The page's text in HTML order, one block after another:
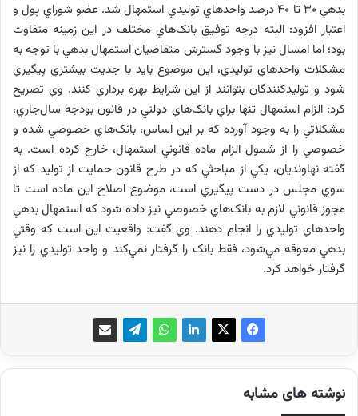
بدهي 30 تا 40 درصد واحدهاي توليدي استمهال شد. عضو شوراي پول و
اعتبار افزود: البته درجه توفيق بانک‌هاي مختلف در اين زمينه متفاوت
بود؛ اما امسال نيز با وجود گسترش متقاضيان استمهال بدهي با توجه به
مشکلات واحدهاي توليدي، اين موضوع بايد با جديت بيشتري پيگيري
شود و توليدکنندگان بتوانند از اين شرايط بهره برداري کنند. وي تصريح
کرد: الزام استمهال تنها براي بانک‌هاي دولتي در قانون بودجه سال‌جاري،
مشکلاتي را به وجود آورده که بر اين اساس، بانک‌هاي خصوصي شده و
خصوصي را از شمول الزام ماده قانوني استمهال، خارج کرده است. به
گفته نهاونديان، يکي از مباحثي که در طرح قانون حمايت از توليد که از
سوي مجلس در دست پيگيري است، موضوع اصلاح اين ماده است تا
مجوز قانوني لازم به بانک‌هاي خصوصي نيز داده شود که استمهال بدهي
واحدهاي توليدي را انجام دهند. وي گفت: واقعيت اين است که وقتي
بدهي معوقه مي‌شود، فقط بانک را گرفتار نمي‌کند و واحد توليدي را نيز
گرفتار خواهد کرد.
نوشته های مشابه